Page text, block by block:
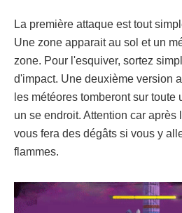
La première attaque est tout
Une zone apparait au sol et un
zone. Pour l'esquiver, sortez
d'impact. Une deuxième version
les météores tomberont sur toute
un se endroit. Attention car après
vous fera des dégâts si vous y
flammes.